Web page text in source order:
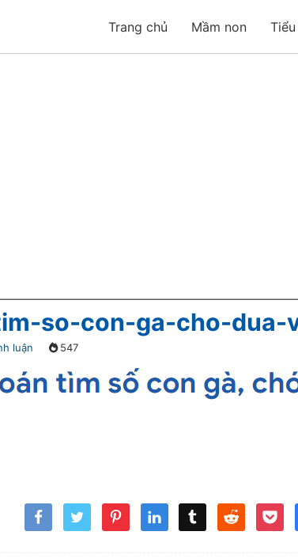
Trang chủ Mầm non
so-con-ga-cho-dua-
luận 547